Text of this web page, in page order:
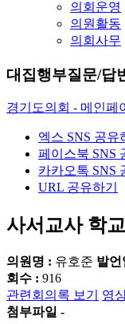
의회운영
의원활동
의회사무
대집행부질문/답
경기도의회 - 메인페
엑스 SNS 공유
페이스북 SNS
카카오톡 SNS
URL 공유하기
사서교사 학
의원명 : 유호준 발언
회수 : 916
관련회의록 보기
영
첨부파일 -